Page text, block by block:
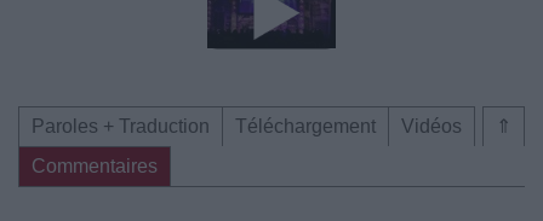
⇑
Paroles + Traduction Téléchargement
Vidéos
Commentaires